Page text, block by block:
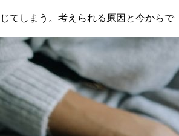
てしまう。考えられる原因と今からで